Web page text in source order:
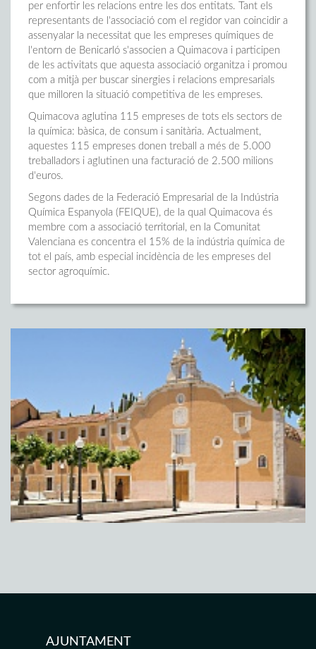
per enfortir les relacions entre les dos entitats. Tant els
representants de l'associació com el regidor van coincidir a
assenyalar la necessitat que les empreses químiques de
l'entorn de Benicarló s'associen a Quimacova i participen
de les activitats que aquesta associació organitza i promou
com a mitjà per buscar sinergies i relacions empresarials
que milloren la situació competitiva de les empreses.
Quimacova aglutina 115 empreses de tots els sectors de
la química: bàsica, de consum i sanitària. Actualment,
aquestes 115 empreses donen treball a més de 5.000
treballadors i aglutinen una facturació de 2.500 milions
d'euros.
Segons dades de la Federació Empresarial de la Indústria
Química Espanyola (FEIQUE), de la qual Quimacova és
membre com a associació territorial, en la Comunitat
Valenciana es concentra el 15% de la indústria química de
tot el país, amb especial incidència de les empreses del
sector agroquímic.
AJUNTAMENT